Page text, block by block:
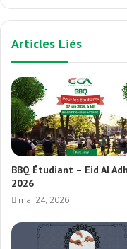
Articles Liés
BBQ Étudiant – Eid Al
2026
mai 24, 2026